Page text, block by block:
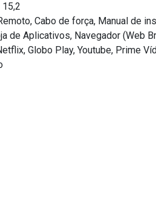
15,2
Cabo de força, Manual de
de Aplicativos, Navegador (Web
Globo Play, Youtube, Prime